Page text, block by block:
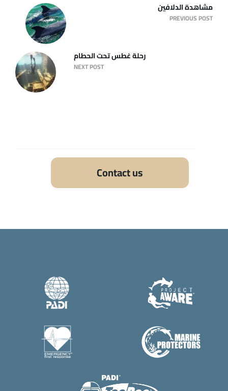
مشاهدة الدلافين
PREVIOUS POST
رحلة غطس تحت الحطام
NEXT POST
Contact us